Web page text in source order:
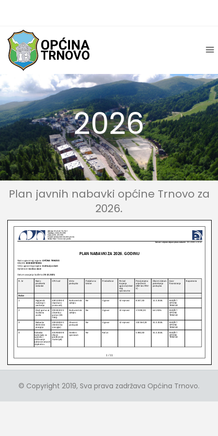
2026
Plan javnih nabavki općine Trnovo za
2026.
© Copyright 2019, Sva prava zadržava Općina Trnovo.